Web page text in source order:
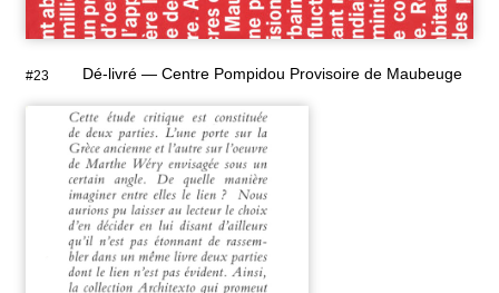
#23 Dé-livré — Centre Pompidou Provisoire de Maubeuge